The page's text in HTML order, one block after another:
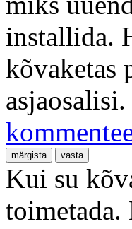
installida.
kõvaketas
asjaosalisi.
Kui su
toimetada.